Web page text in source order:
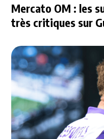
Mercato OM : les
très critiques sur